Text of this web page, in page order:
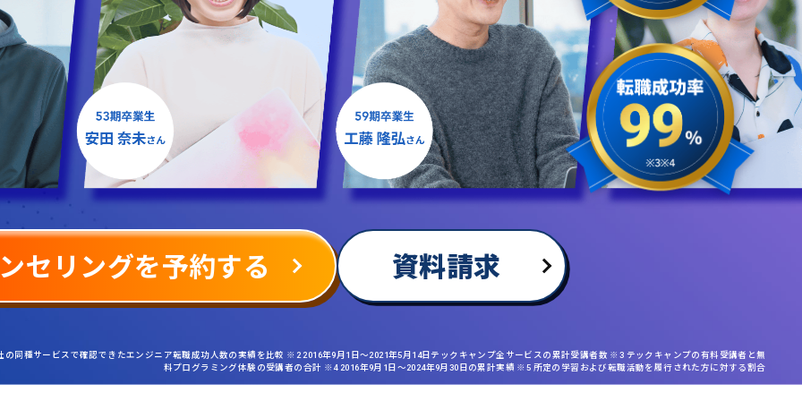
セリングを予約する 資料請求
同種サービスで確認できたエンジニア転職成功人数の実績を比較 ※2 2016年9月1日〜2021年5月14日テックキャンプ全サービスの累計受講者数 ※3 テックキャンプの有料受講者と無
料プログラミング体験の受講者の合計 ※4 2016年9月1日〜2024年9月30日の累計実績 ※5 所定の学習および転職活動を履行された方に対する割合